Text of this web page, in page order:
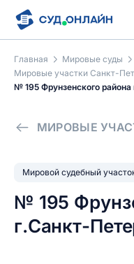
Главная
Мировые суды
Мировые участки Санкт-
№ 195 Фрунзенского района
МИРОВЫЕ
Мировой судебный
№ 195
г.Санкт-